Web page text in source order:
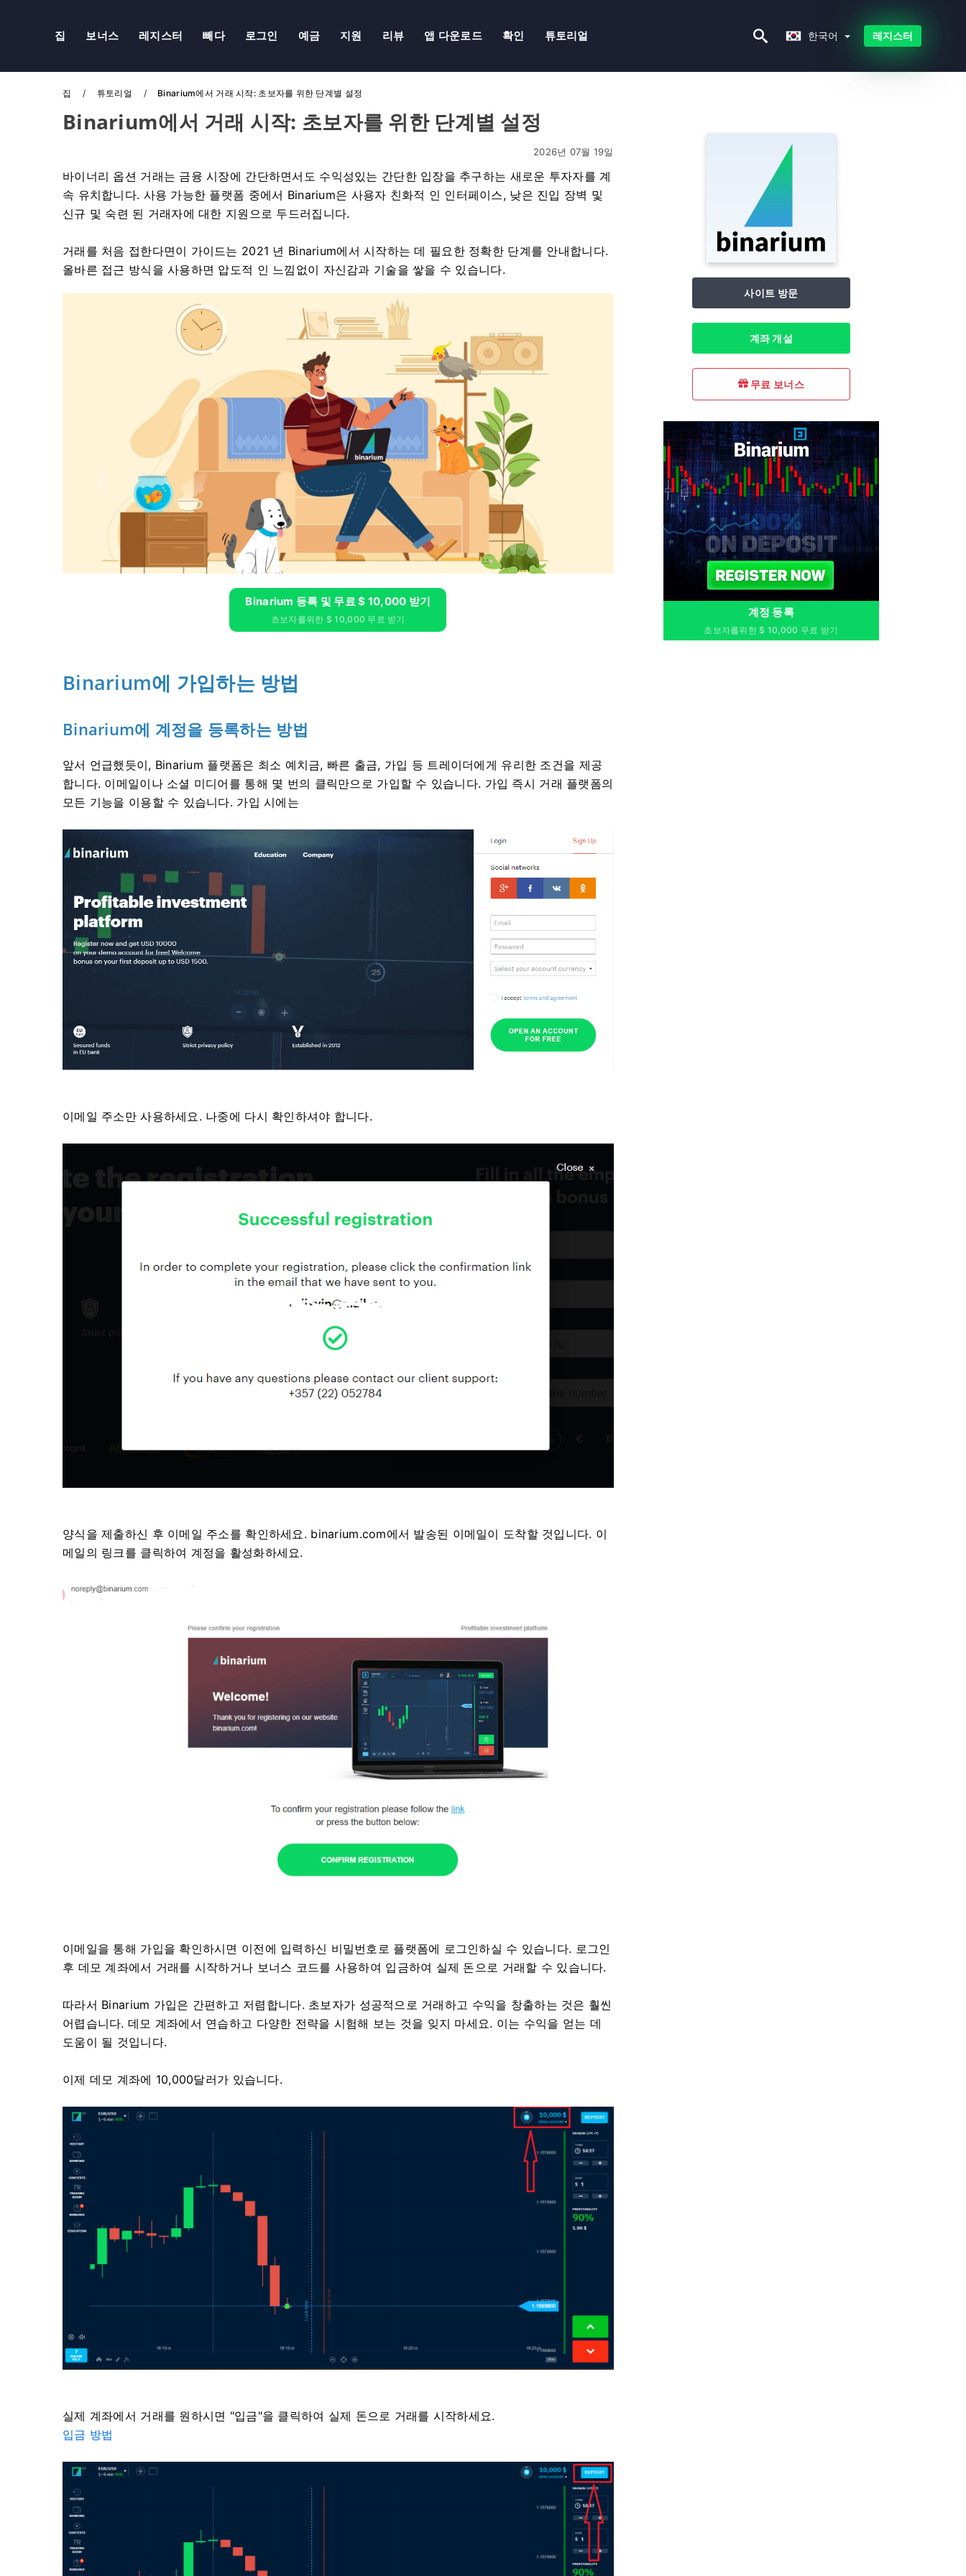
집 보너스 레지스터 빼다 로그인 예금 지원 리뷰 앱 다운로드 확인 튜토리얼 한국어 레지스터
집 튜토리얼 Binarium에서 거래 시작: 초보자를 위한 단계별 설정
Binarium에서 거래 시작: 초보자를 위한 단계별 설정
2026년 07월 19일
바이너리 옵션 거래는 금융 시장에 간단하면서도 수익성있는 간단한 입장을 추구하는 새로운 투자자를 계
속 유치합니다. 사용 가능한 플랫폼 중에서 Binarium은 사용자 친화적 인 인터페이스, 낮은 진입 장벽 및
신규 및 숙련 된 거래자에 대한 지원으로 두드러집니다.
거래를 처음 접한다면이 가이드는 2021 년 Binarium에서 시작하는 데 필요한 정확한 단계를 안내합니다.
올바른 접근 방식을 사용하면 압도적 인 느낌없이 자신감과 기술을 쌓을 수 있습니다.
Binarium 등록 및 무료 $ 10,000 받기
초보자를위한 $ 10,000 무료 받기
Binarium에 가입하는 방법
Binarium에 계정을 등록하는 방법
앞서 언급했듯이, Binarium 플랫폼은 최소 예치금, 빠른 출금, 가입 등 트레이더에게 유리한 조건을 제공
합니다. 이메일이나 소셜 미디어를 통해 몇 번의 클릭만으로 가입할 수 있습니다. 가입 즉시 거래 플랫폼의
모든 기능을 이용할 수 있습니다. 가입 시에는
이메일 주소만 사용하세요. 나중에 다시 확인하셔야 합니다.
양식을 제출하신 후 이메일 주소를 확인하세요. binarium.com에서 발송된 이메일이 도착할 것입니다. 이
메일의 링크를 클릭하여 계정을 활성화하세요.
이메일을 통해 가입을 확인하시면 이전에 입력하신 비밀번호로 플랫폼에 로그인하실 수 있습니다. 로그인
후 데모 계좌에서 거래를 시작하거나 보너스 코드를 사용하여 입금하여 실제 돈으로 거래할 수 있습니다.
따라서 Binarium 가입은 간편하고 저렴합니다. 초보자가 성공적으로 거래하고 수익을 창출하는 것은 훨씬
어렵습니다. 데모 계좌에서 연습하고 다양한 전략을 시험해 보는 것을 잊지 마세요. 이는 수익을 얻는 데
도움이 될 것입니다.
이제 데모 계좌에 10,000달러가 있습니다.
실제 계좌에서 거래를 원하시면 "입금"을 클릭하여 실제 돈으로 거래를 시작하세요.
입금 방법
사이트 방문
계좌 개설
무료 보너스
계정 등록
초보자를위한 $ 10,000 무료 받기